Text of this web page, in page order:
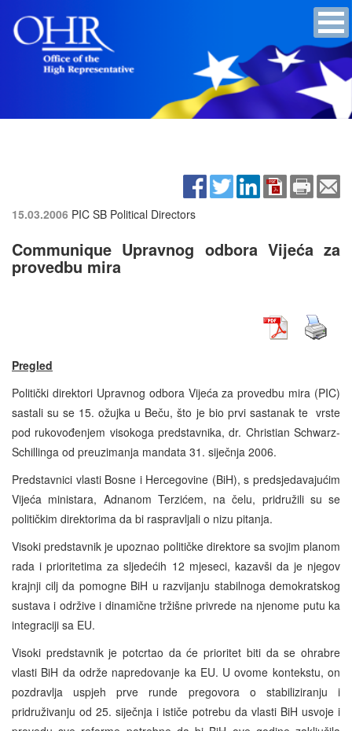
15.03.2006 PIC SB Political Directors
Communique Upravnog odbora Vijeća za
provedbu mira
Pregled
Politički direktori Upravnog odbora Vijeća za provedbu mira (PIC)
sastali su se 15. ožujka u Beču, što je bio prvi sastanak te vrste
pod rukovođenjem visokoga predstavnika, dr. Christian Schwarz-
Schillinga od preuzimanja mandata 31. siječnja 2006.
Predstavnici vlasti Bosne i Hercegovine (BiH), s predsjedavajućim
Vijeća ministara, Adnanom Terzićem, na čelu, pridružili su se
političkim direktorima da bi raspravljali o nizu pitanja.
Visoki predstavnik je upoznao političke direktore sa svojim planom
rada i prioritetima za sljedećih 12 mjeseci, kazavši da je njegov
krajnji cilj da pomogne BiH u razvijanju stabilnoga demokratskog
sustava i održive i dinamične tržišne privrede na njenome putu ka
integraciji sa EU.
Visoki predstavnik je potcrtao da će prioritet biti da se ohrabre
vlasti BiH da održe napredovanje ka EU. U ovome kontekstu, on
pozdravlja uspjeh prve runde pregovora o stabiliziranju i
pridruživanju od 25. siječnja i ističe potrebu da vlasti BiH usvoje i